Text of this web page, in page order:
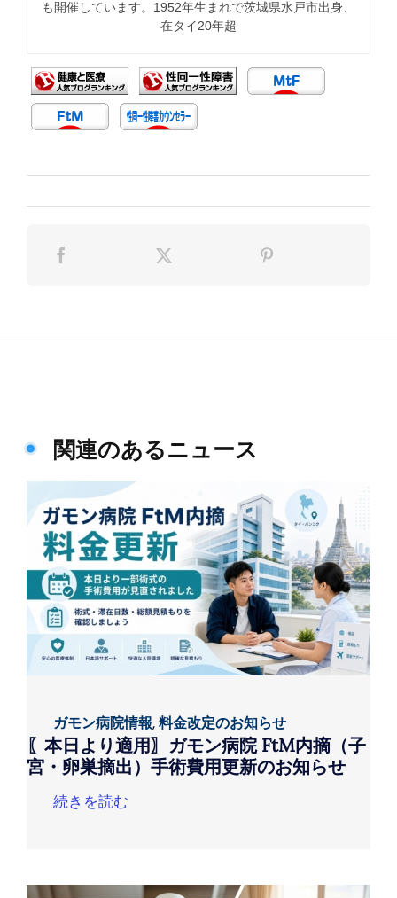
も開催しています。1952年生まれで茨城県水戸市出身、
在タイ20年超
関連のあるニュース
ガモン病院情報,料金改定のお知らせ
〖本日より適用〗ガモン病院 FtM内摘（子
宮・卵巣摘出）手術費用更新のお知らせ
続きを読む